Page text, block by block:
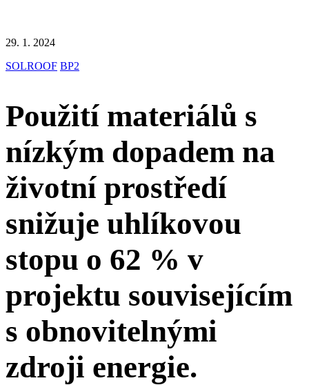
29. 1. 2024
SOLROOF BP2
Použití materiálů s
nízkým dopadem na
životní prostředí
snižuje uhlíkovou
stopu o 62 % v
projektu souvisejícím
s obnovitelnými
zdroji energie.